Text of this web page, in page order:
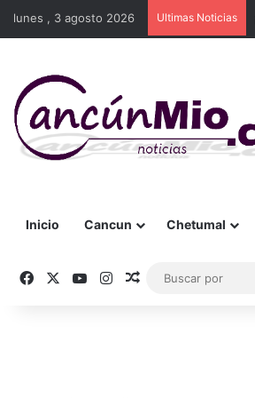
lunes , 3 agosto 2026 Ultimas Noticias
Inicio Cancun Chetumal
FacebookYouTubeInstagram
Publicación al